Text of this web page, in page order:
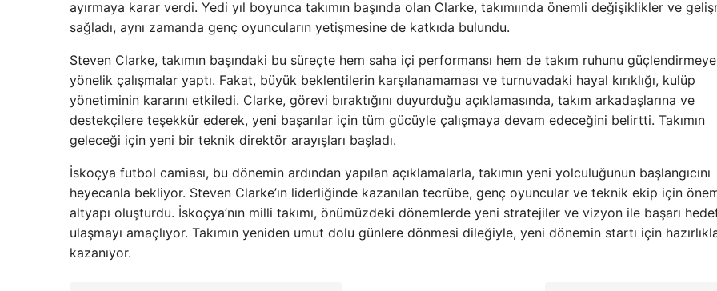
ayırmaya karar verdi. Yedi yıl boyunca takımın başında olan Clarke, takımıında önemli değişiklikler ve
sağladı, aynı zamanda genç oyuncuların yetişmesine de katkıda bulundu.
Steven Clarke, takımın başındaki bu süreçte hem saha içi performansı hem de takım ruhunu güçlendirmeye
yönelik çalışmalar yaptı. Fakat, büyük beklentilerin karşılanamaması ve turnuvadaki hayal kırıklığı, kulüp
yönetiminin kararını etkiledi. Clarke, görevi bıraktığını duyurduğu açıklamasında, takım arkadaşlarına ve
destekçilere teşekkür ederek, yeni başarılar için tüm gücüyle çalışmaya devam edeceğini belirtti. Takımın
geleceği için yeni bir teknik direktör arayışları başladı.
İskoçya futbol camiası, bu dönemin ardından yapılan açıklamalarla, takımın yeni yolculuğunun başlangıcını
heyecanla bekliyor. Steven Clarke’ın liderliğinde kazanılan tecrübe, genç oyuncular ve teknik ekip için
altyapı oluşturdu. İskoçya’nın milli takımı, önümüzdeki dönemlerde yeni stratejiler ve vizyon ile başarı
ulaşmayı amaçlıyor. Takımın yeniden umut dolu günlere dönmesi dileğiyle, yeni dönemin startı için
kazanıyor.